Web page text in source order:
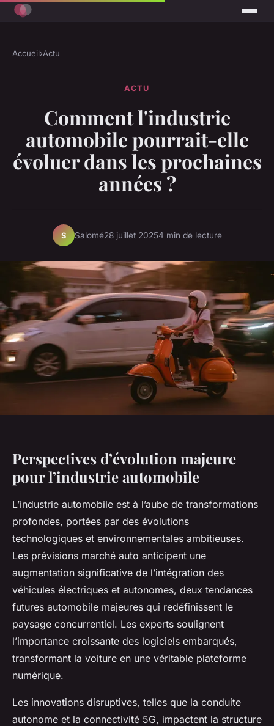
Accueil›Actu
ACTU
Comment l'industrie
automobile pourrait-elle
évoluer dans les prochaines
années ?
S Salomé28 juillet 20254 min de lecture
Perspectives d’évolution majeure
pour l’industrie automobile
L’industrie automobile est à l’aube de transformations
profondes, portées par des évolutions
technologiques et environnementales ambitieuses.
Les prévisions marché auto anticipent une
augmentation significative de l’intégration des
véhicules électriques et autonomes, deux tendances
futures automobile majeures qui redéfinissent le
paysage concurrentiel. Les experts soulignent
l’importance croissante des logiciels embarqués,
transformant la voiture en une véritable plateforme
numérique.
Les innovations disruptives, telles que la conduite
autonome et la connectivité 5G, impactent la structure